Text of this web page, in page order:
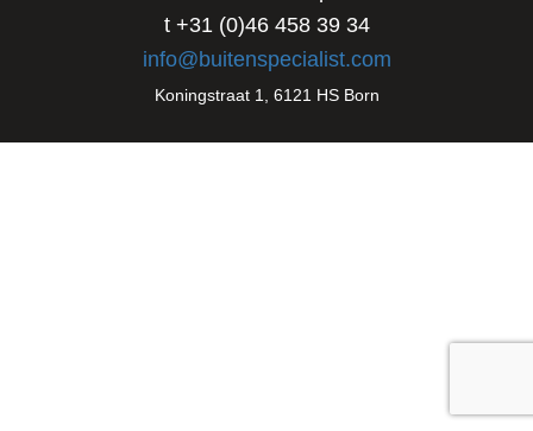
t +31 (0)46 458 39 34
info@buitenspecialist.com
Koningstraat 1, 6121 HS Born